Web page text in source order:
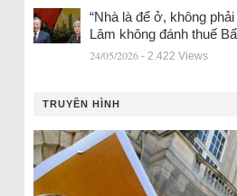
“Nhà là để ở, không
Lâm không đánh thuế
24/05/2026 - 2.422 Views
TRUYỀN HÌNH